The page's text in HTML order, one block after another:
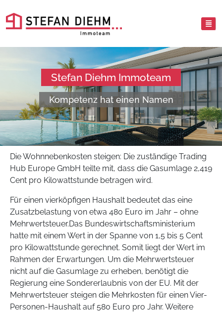
Stefan Diehm Immoteam
Kompetenz hat einen Namen
Die Wohnnebenkosten steigen: Die zuständige Trading
Hub Europe GmbH teilte mit, dass die Gasumlage 2,419
Cent pro Kilowattstunde betragen wird.
Für einen vierköpfigen Haushalt bedeutet das eine
Zusatzbelastung von etwa 480 Euro im Jahr – ohne
Mehrwertsteuer.Das Bundeswirtschaftsministerium
hatte mit einem Wert in der Spanne von 1,5 bis 5 Cent
pro Kilowattstunde gerechnet. Somit liegt der Wert im
Rahmen der Erwartungen. Um die Mehrwertsteuer
nicht auf die Gasumlage zu erheben, benötigt die
Regierung eine Sondererlaubnis von der EU. Mit der
Mehrwertsteuer steigen die Mehrkosten für einen Vier-
Personen-Haushalt auf 580 Euro pro Jahr. Weitere